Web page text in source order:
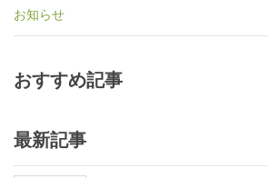
お知らせ
おすすめ記事
最新記事